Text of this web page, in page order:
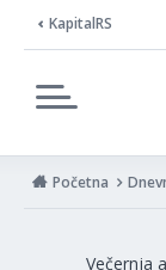
KapitalRS
Početna
Večernja